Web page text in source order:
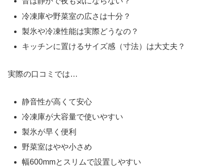
冷凍庫や野菜室の広さは十分？
製氷や冷凍性能は実際どうなの？
キッチンに置けるサイズ感（寸法）は大丈夫？
実際の口コミでは…
静音性が高くて安心
冷凍庫が大容量で使いやすい
製氷が早く便利
野菜室はやや小さめ
幅600mmとスリムで設置しやすい